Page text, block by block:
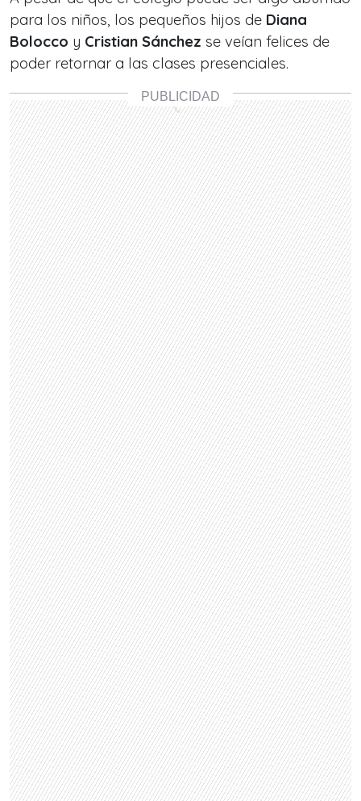
para los niños, los pequeños hijos de Diana
Bolocco y Cristian Sánchez se veían felices de
poder retornar a las clases presenciales.